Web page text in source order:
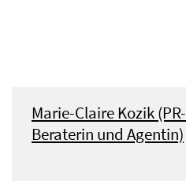
Marie-Claire Kozik (PR-
Beraterin und Agentin)